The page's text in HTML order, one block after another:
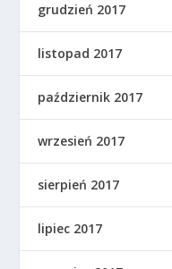
grudzień 2017
listopad 2017
październik 2017
wrzesień 2017
sierpień 2017
lipiec 2017